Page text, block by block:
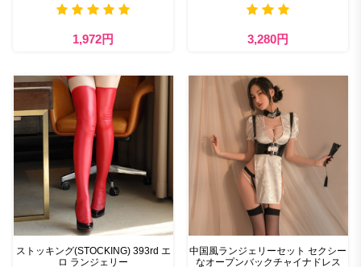
1,972円 3,280円
ストッキング(STOCKING) 393rd エ
ロ ランジェリー
中国風ランジェリーセット セクシー
なオープンバックチャイナドレス